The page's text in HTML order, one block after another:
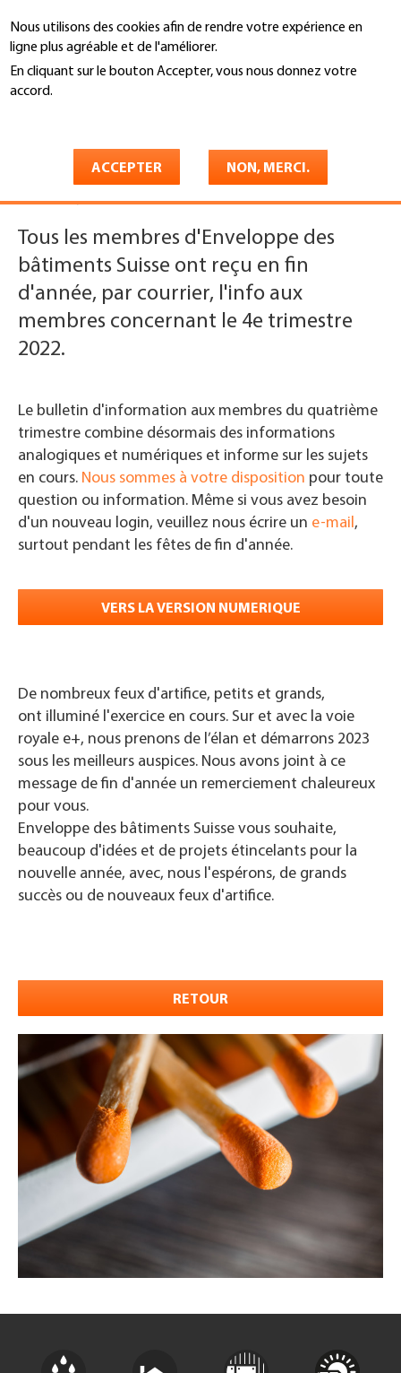
Nous utilisons des cookies afin de rendre votre expérience en
ligne plus agréable et de l'améliorer.
En cliquant sur le bouton Accepter, vous nous donnez votre
accord.
ACCEPTER NON, MERCI.
au
contenu
principal
Recherche
You
Mercredi, 21. décembre 2022
Tous les membres d'Enveloppe des
bâtiments Suisse ont reçu en fin
d'année, par courrier, l'info aux
membres concernant le 4e trimestre
2022.
Le bulletin d'information aux membres du quatrième
trimestre combine désormais des informations
analogiques et numériques et informe sur les sujets
en cours. Nous sommes à votre disposition pour toute
question ou information. Même si vous avez besoin
d'un nouveau login, veuillez nous écrire un e-mail,
surtout pendant les fêtes de fin d'année.
VERS LA VERSION NUMERIQUE
De nombreux feux d'artifice, petits et grands,
ont illuminé l'exercice en cours. Sur et avec la voie
royale e+, nous prenons de l’élan et démarrons 2023
sous les meilleurs auspices. Nous avons joint à ce
message de fin d'année un remerciement chaleureux
pour vous.
Enveloppe des bâtiments Suisse vous souhaite,
beaucoup d'idées et de projets étincelants pour la
nouvelle année, avec, nous l'espérons, de grands
succès ou de nouveaux feux d'artifice.
RETOUR